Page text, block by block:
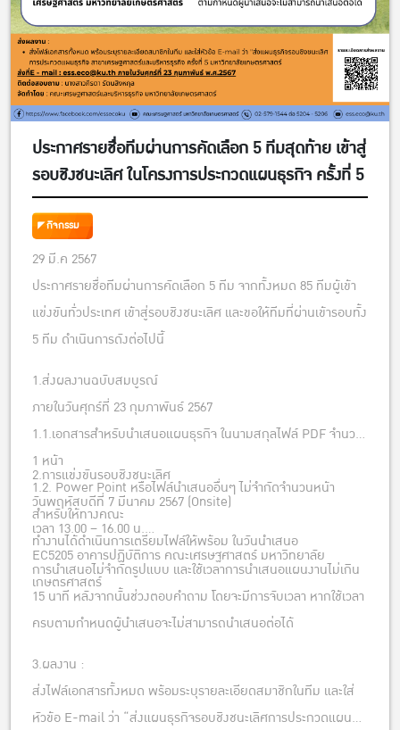
ประกาศรายชื่อทีมผ่านการคัดเลือก 5 ทีมสุดท้าย เข้าสู่
รอบชิงชนะเลิศ ในโครงการประกวดแผนธุรกิจ ครั้งที่ 5
กิจกรรม
29 มี.ค 2567
ประกาศรายชื่อทีมผ่านการคัดเลือก 5 ทีม จากทั้งหมด 85 ทีมผู้เข้า
แข่งขันทั่วประเทศ เข้าสู่รอบชิงชนะเลิศ และขอให้ทีมที่ผ่านเข้ารอบทั้ง
5 ทีม ดำเนินการดังต่อไปนี้
1.ส่งผลงานฉบับสมบูรณ์
ภายในวันศุกร์ที่ 23 กุมภาพันธ์ 2567
1.1.เอกสารสำหรับนำเสนอแผนธุรกิจ ในนามสกุลไฟล์ PDF จำนวน
1 หน้า
1.2. Power Point หรือไฟล์นำเสนออื่นๆ ไม่จำกัดจำนวนหน้า
สำหรับให้ทางคณะ
ทำงานได้ดำเนินการเตรียมไฟล์ให้พร้อม ในวันนำเสนอ
2.การแข่งขันรอบชิงชนะเลิศ
วันพฤหัสบดีที่ 7 มีนาคม 2567 (Onsite)
เวลา 13.00 – 16.00 น.
EC5205 อาคารปฏิบัติการ คณะเศรษฐศาสตร์ มหาวิทยาลัย
เกษตรศาสตร์
การนำเสนอไม่จำกัดรูปแบบ และใช้เวลาการนำเสนอแผนงานไม่เกิน
15 นาที หลังจากนั้นช่วงตอบคำถาม โดยจะมีการจับเวลา หากใช้เวลา
ครบตามกำหนดผู้นำเสนอจะไม่สามารถนำเสนอต่อได้
3.ผลงาน :
ส่งไฟล์เอกสารทั้งหมด พร้อมระบุรายละเอียดสมาชิกในทีม และใส่
หัวข้อ E-mail ว่า “ส่งแผนธุรกิจรอบชิงชนะเลิศการประกวดแผน